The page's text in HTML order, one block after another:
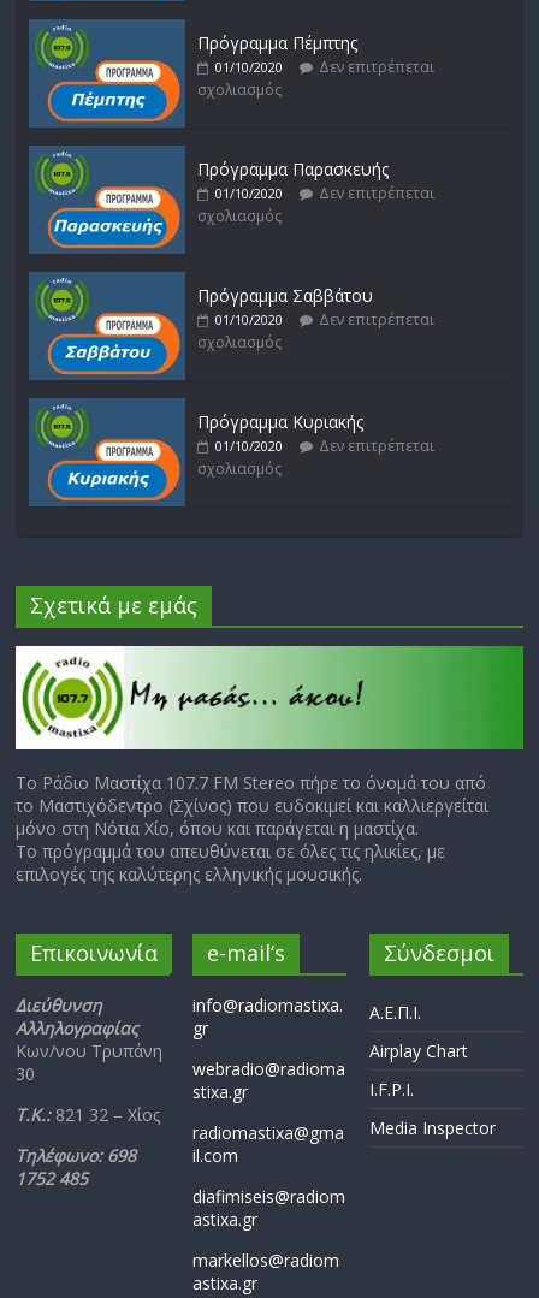
Πρόγραμμα Πέμπτης
01/10/2020
Δεν επιτρέπεται
σχολιασμός
Πρόγραμμα Παρασκευής
01/10/2020
Δεν επιτρέπεται
σχολιασμός
Πρόγραμμα Σαββάτου
01/10/2020
Δεν επιτρέπεται
σχολιασμός
Πρόγραμμα Κυριακής
01/10/2020
Δεν επιτρέπεται
σχολιασμός
Σχετικά με εμάς
Το Ράδιο Μαστίχα 107.7 FM Stereo πήρε το όνομά του από
το Μαστιχόδεντρο (Σχίνος) που ευδοκιμεί και καλλιεργείται
μόνο στη Νότια Χίο, όπου και παράγεται η μαστίχα.
Το πρόγραμμά του απευθύνεται σε όλες τις ηλικίες, με
επιλογές της καλύτερης ελληνικής μουσικής.
Επικοινωνία
Διεύθυνση
Αλληλογραφίας
Κων/νου Τρυπάνη
30
Τ.Κ.: 821 32 – Χίος
Τηλέφωνο: 698
1752 485
e-mail’s
info@radiomastixa.
gr
webradio@radioma
stixa.gr
radiomastixa@gma
il.com
diafimiseis@radiom
astixa.gr
markellos@radiom
astixa.gr
Σύνδεσμοι
Α.Ε.Π.Ι.
Airplay Chart
I.F.P.I.
Media Inspector